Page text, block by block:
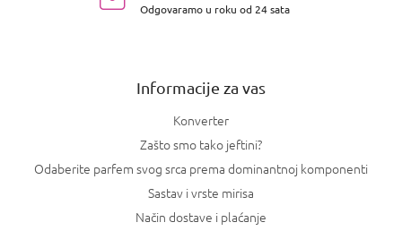
Odgovaramo u roku od 24 sata
Informacije za vas
Konverter
Zašto smo tako jeftini?
Odaberite parfem svog srca prema dominantnoj komponenti
Sastav i vrste mirisa
Način dostave i plaćanje